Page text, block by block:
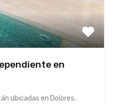
en
ubicadas en Dolores,